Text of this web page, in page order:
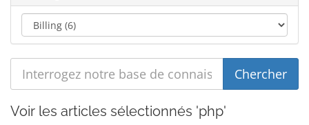
Voir les articles sélectionnés 'php'